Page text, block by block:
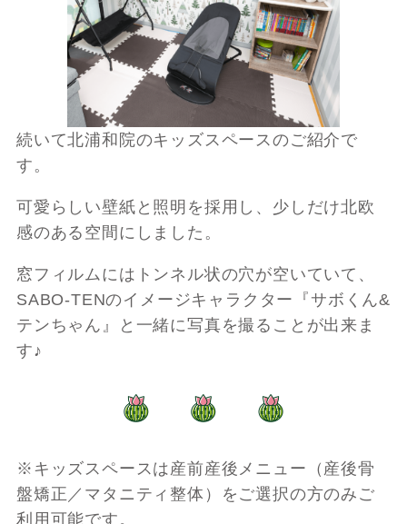
続いて北浦和院のキッズスペースのご紹介で
す。
可愛らしい壁紙と照明を採用し、少しだけ北欧
感のある空間にしました。
窓フィルムにはトンネル状の穴が空いていて、
SABO-TENのイメージキャラクター『サボくん&
テンちゃん』と一緒に写真を撮ることが出来ま
す♪
※キッズスペースは産前産後メニュー（産後骨
盤矯正／マタニティ整体）をご選択の方のみご
利用可能です。